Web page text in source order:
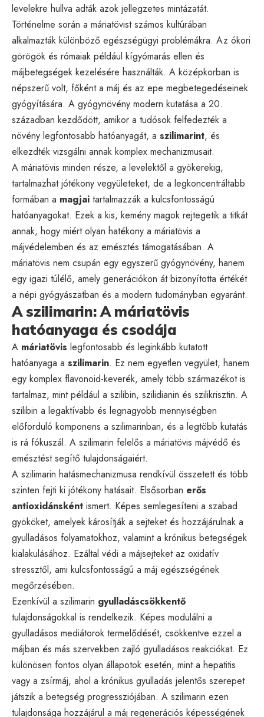
levelekre hullva adták azok jellegzetes mintázatát.
Történelme során a máriatövist számos kultúrában
alkalmazták különböző egészségügyi problémákra. Az ókori
görögök és rómaiak például kígyómarás ellen és
májbetegségek kezelésére használták. A középkorban is
népszerű volt, főként a máj és az epe megbetegedéseinek
gyógyítására. A gyógynövény modern kutatása a 20.
században kezdődött, amikor a tudósok felfedezték a
növény legfontosabb hatóanyagát, a szilimarint, és
elkezdték vizsgálni annak komplex mechanizmusait.
A máriatövis minden része, a levelektől a gyökerekig,
tartalmazhat jótékony vegyületeket, de a legkoncentráltabb
formában a magjai tartalmazzák a kulcsfontosságú
hatóanyagokat. Ezek a kis, kemény magok rejtegetik a titkát
annak, hogy miért olyan hatékony a máriatövis a
májvédelemben és az emésztés támogatásában. A
máriatövis nem csupán egy egyszerű gyógynövény, hanem
egy igazi túlélő, amely generációkon át bizonyította értékét
a népi gyógyászatban és a modern tudományban egyaránt.
A szilimarin: A máriatövis
hatóanyaga és csodája
A máriatövis legfontosabb és leginkább kutatott
hatóanyaga a szilimarin. Ez nem egyetlen vegyület, hanem
egy komplex flavonoid-keverék, amely több származékot is
tartalmaz, mint például a szilibin, szilidianin és szilikrisztin. A
szilibin a legaktívabb és legnagyobb mennyiségben
előforduló komponens a szilimarinban, és a legtöbb kutatás
is rá fókuszál. A szilimarin felelős a máriatövis májvédő és
emésztést segítő tulajdonságaiért.
A szilimarin hatásmechanizmusa rendkívül összetett és több
szinten fejti ki jótékony hatásait. Elsősorban erős
antioxidánsként ismert. Képes semlegesíteni a szabad
gyököket, amelyek károsítják a sejteket és hozzájárulnak a
gyulladásos folyamatokhoz, valamint a krónikus betegségek
kialakulásához. Ezáltal védi a májsejteket az oxidatív
stressztől, ami kulcsfontosságú a máj egészségének
megőrzésében.
Ezenkívül a szilimarin gyulladáscsökkentő
tulajdonságokkal is rendelkezik. Képes modulálni a
gyulladásos mediátorok termelődését, csökkentve ezzel a
májban és más szervekben zajló gyulladásos reakciókat. Ez
különösen fontos olyan állapotok esetén, mint a hepatitis
vagy a zsírmáj, ahol a krónikus gyulladás jelentős szerepet
játszik a betegség progressziójában. A szilimarin ezen
tulajdonsága hozzájárul a máj regenerációs képességének